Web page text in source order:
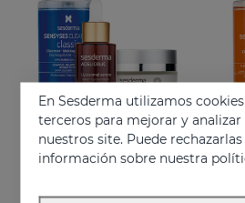
Añadir
PACK Hidratación Perfecta
En Sesderma utilizamos
terceros para mejorar y analizar
nuestros site. Puede
información sobre nuestra